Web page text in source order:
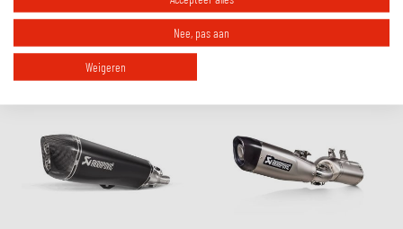
15% korting op adviesprijs
Nee, pas aan
Weigeren